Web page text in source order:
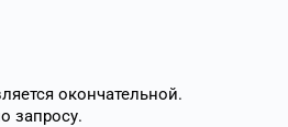
окончательной.
запросу.